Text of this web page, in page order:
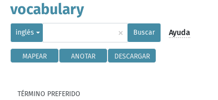
vocabulary
inglés × Buscar Ayuda
MAPEAR ANOTAR DESCARGAR
TÉRMINO PREFERIDO